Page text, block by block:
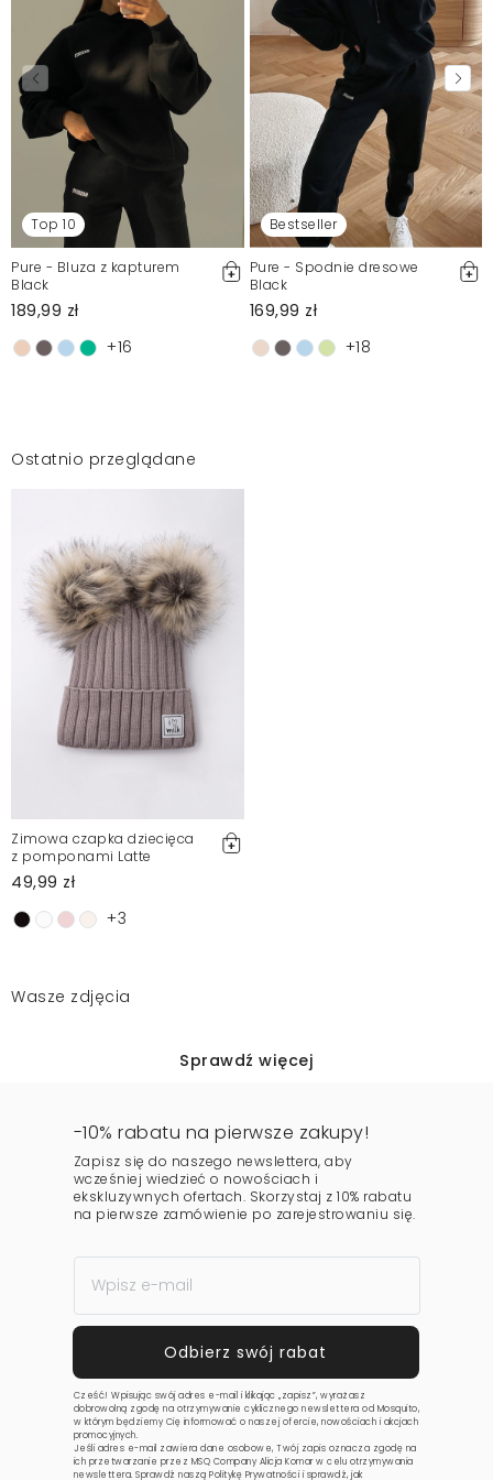
Top 10
Pure - Bluza z kapturem
Black
189,99 zł
+16
Bestseller
Pure - Spodnie dresowe
Black
169,99 zł
+18
Ostatnio przeglądane
Zimowa czapka dziecięca
z pomponami Latte
49,99 zł
+3
Wasze zdjęcia
Sprawdź więcej
-10% rabatu na pierwsze zakupy!
Zapisz się do naszego newslettera, aby
wcześniej wiedzieć o nowościach i
ekskluzywnych ofertach. Skorzystaj z 10% rabatu
na pierwsze zamówienie po zarejestrowaniu się.
Cześć! Wpisując swój adres e-mail i klikając „zapisz”, wyrażasz
dobrowolną zgodę na otrzymywanie cyklicznego newslettera od Mosquito,
w którym będziemy Cię informować o naszej ofercie, nowościach i akcjach
promocyjnych.
Jeśli adres e-mail zawiera dane osobowe, Twój zapis oznacza zgodę na
ich przetwarzanie przez MSQ Company Alicja Komar w celu otrzymywania
newslettera. Sprawdź naszą Politykę Prywatności i sprawdź, jak